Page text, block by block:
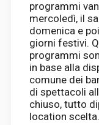
programmi
mercoledì, il
domenica e
giorni festivi.
programmi
in base alla
comune dei
di spettacoli
chiuso, tutto
location scelta.